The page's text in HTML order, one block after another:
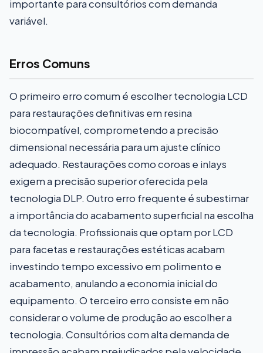
importante para consultórios com demanda
variável.
Erros Comuns
O primeiro erro comum é escolher tecnologia LCD
para restaurações definitivas em resina
biocompatível, comprometendo a precisão
dimensional necessária para um ajuste clínico
adequado. Restaurações como coroas e inlays
exigem a precisão superior oferecida pela
tecnologia DLP. Outro erro frequente é subestimar
a importância do acabamento superficial na escolha
da tecnologia. Profissionais que optam por LCD
para facetas e restaurações estéticas acabam
investindo tempo excessivo em polimento e
acabamento, anulando a economia inicial do
equipamento. O terceiro erro consiste em não
considerar o volume de produção ao escolher a
tecnologia. Consultórios com alta demanda de